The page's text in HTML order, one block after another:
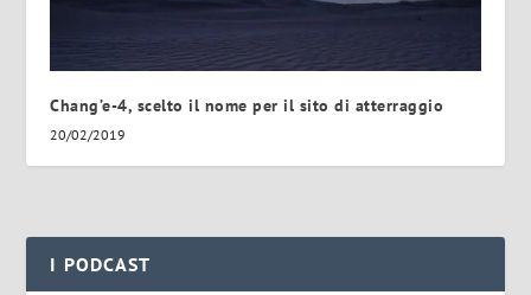
Chang’e-4, scelto il nome per il sito di atterraggio
20/02/2019
I PODCAST